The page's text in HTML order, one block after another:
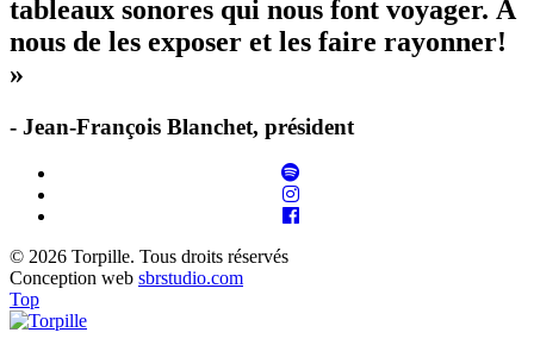
tableaux sonores qui nous font voyager. À
nous de les exposer et les faire rayonner!
»
- Jean-François Blanchet, président
© 2026 Torpille. Tous droits réservés
Conception web sbrstudio.com
Top